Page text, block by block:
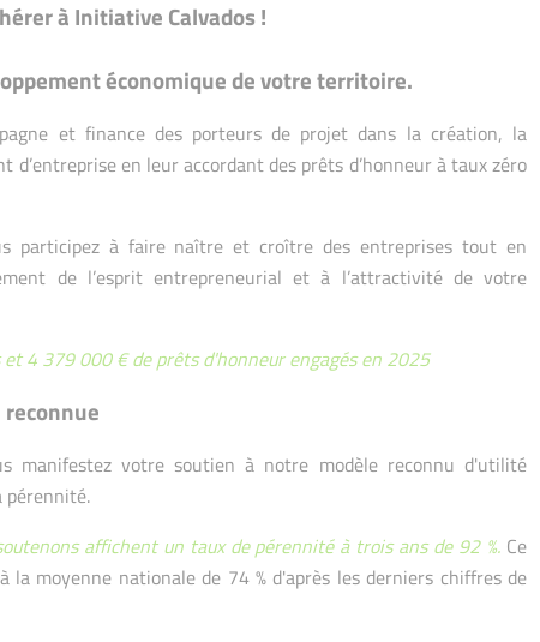
à Initiative Calvados !
économique de votre territoire.
et finance des porteurs de projet dans la création, la
d’entreprise en leur accordant des prêts d’honneur à taux zéro
participez à faire naître et croître des entreprises tout en
de l’esprit entrepreneurial et à l’attractivité de votre
4 379 000 € de prêts d'honneur engagés en 2025
manifestez votre soutien à notre modèle reconnu d'utilité
pérennité.
affichent un taux de pérennité à trois ans de 92 %. Ce
la moyenne nationale de 74 % d'après les derniers chiffres de